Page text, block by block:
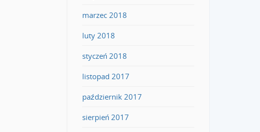
marzec 2018
luty 2018
styczeń 2018
listopad 2017
październik 2017
sierpień 2017